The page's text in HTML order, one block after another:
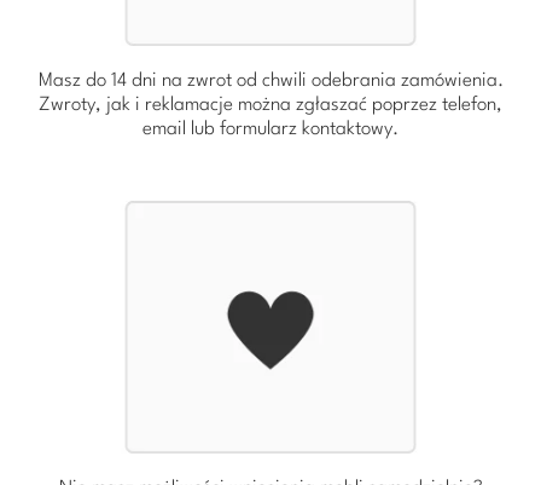
Masz do 14 dni na zwrot od chwili odebrania zamówienia.
Zwroty, jak i reklamacje można zgłaszać poprzez telefon,
email lub formularz kontaktowy.